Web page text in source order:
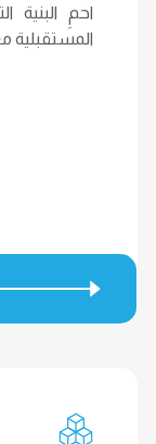
احمِ البنية
المستقبلية